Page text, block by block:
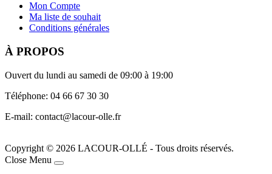
Mon Compte
Ma liste de souhait
Conditions générales
À PROPOS
Ouvert du lundi au samedi de 09:00 à 19:00
Téléphone: 04 66 67 30 30
E-mail: contact@lacour-olle.fr
Copyright © 2026 LACOUR-OLLÉ - Tous droits réservés.
Joomla! 3 Templates
Close Menu